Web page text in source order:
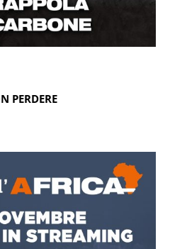
PERDERE